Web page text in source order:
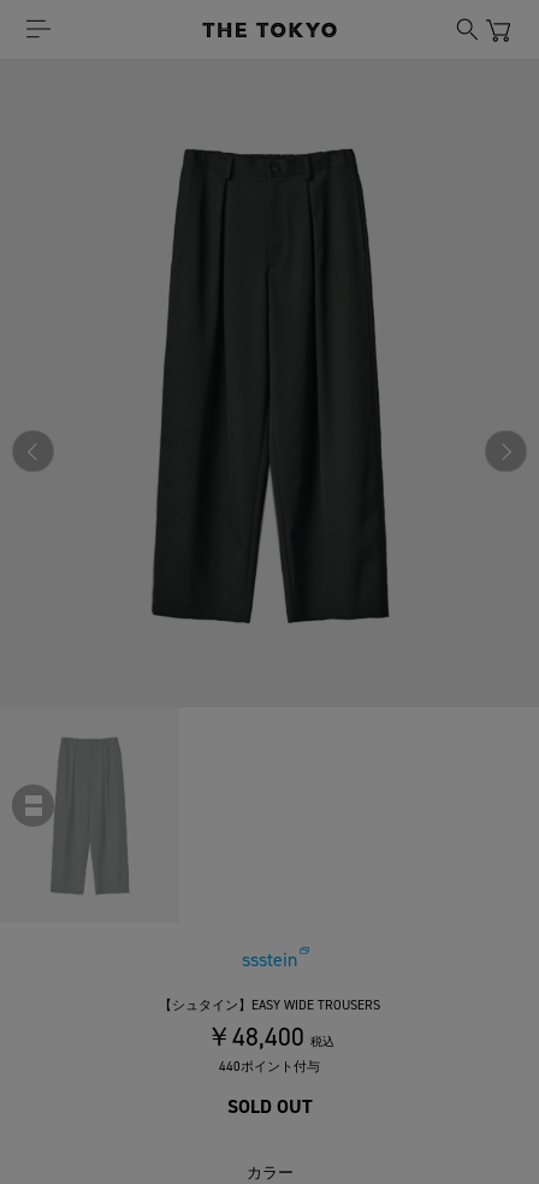
ssstein
【シュタイン】EASY WIDE TROUSERS
￥48,400 税込
440ポイント付与
SOLD OUT
カラー